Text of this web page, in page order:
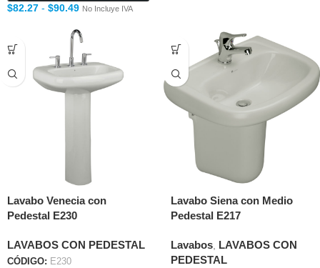
$82.27 - $90.49 No Incluye IVA
Lavabo Venecia con
Pedestal E230
LAVABOS CON PEDESTAL
CÓDIGO: E230
Lavabo Siena con Medio
Pedestal E217
Lavabos LAVABOS CON
PEDESTAL